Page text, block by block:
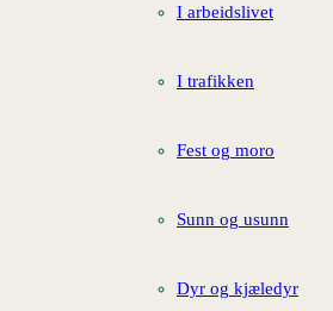
I arbeidslivet
I trafikken
Fest og moro
Sunn og usunn
Dyr og kjæledyr